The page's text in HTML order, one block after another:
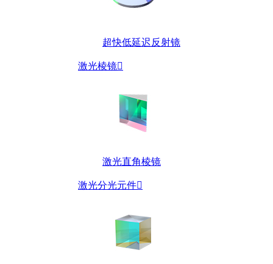
超快低延迟反射镜
激光棱镜
激光直角棱镜
激光分光元件